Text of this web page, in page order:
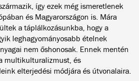
így ezek még ismeretlenek
és Magyarországon is. Mára
a táplálkozásunkba, hogy a
leghagyományosabb ételnek
nem őshonosak. Ennek mentén
multikulturalizmust, és
elterjedési módjára és útvonalaira.